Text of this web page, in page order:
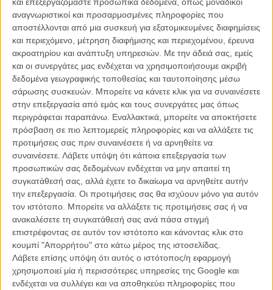
αναγνωριστικοί και προσαρμοσμένες πληροφορίες που
αποστέλλονται από μια συσκευή για εξατομικευμένες διαφημίσεις
και περιεχόμενο, μέτρηση διαφήμισης και περιεχομένου, έρευνα
ακροατηρίου και ανάπτυξη υπηρεσιών. Με την άδειά σας, εμείς
και οι συνεργάτες μας ενδέχεται να χρησιμοποιήσουμε ακριβή
δεδομένα γεωγραφικής τοποθεσίας και ταυτοποίησης μέσω
σάρωσης συσκευών. Μπορείτε να κάνετε κλικ για να συναινέσετε
στην επεξεργασία από εμάς και τους συνεργάτες μας όπως
περιγράφεται παραπάνω. Εναλλακτικά, μπορείτε να αποκτήσετε
πρόσβαση σε πιο λεπτομερείς πληροφορίες και να αλλάξετε τις
προτιμήσεις σας πριν συναινέσετε ή να αρνηθείτε να
συναινέσετε. Λάβετε υπόψη ότι κάποια επεξεργασία των
προσωπικών σας δεδομένων ενδέχεται να μην απαιτεί τη
συγκατάθεσή σας, αλλά έχετε το δικαίωμα να αρνηθείτε αυτήν
την επεξεργασία. Οι προτιμήσεις σας θα ισχύουν μόνο για αυτόν
τον ιστότοπο. Μπορείτε να αλλάξετε τις προτιμήσεις σας ή να
ανακαλέσετε τη συγκατάθεσή σας ανά πάσα στιγμή
επιστρέφοντας σε αυτόν τον ιστότοπο και κάνοντας κλικ στο
κουμπί "Απορρήτου" στο κάτω μέρος της ιστοσελίδας.
Λάβετε επίσης υπόψη ότι αυτός ο ιστότοπος/η εφαρμογή
χρησιμοποιεί μία ή περισσότερες υπηρεσίες της Google και
ενδέχεται να συλλέγει και να αποθηκεύει πληροφορίες που
πως ό,τι αξίζει πραγματικά, παίρνει και πολύ χρόνο».
Διαβάστε ακόμη:To «Κάν’ το όπως ο Μπέκαμ» επιστρέφει (;)
Οσον αφορά την επιλογή της για τον ρόλο της Βασίλισσας της ποπ,
η ηθοποιός αποκάλυψε πως όλα ξεκίνησαν από το προσωπικό της
πάθος για τη Madonna. «Είμαι μεγάλη θαυμάστριά της, μεγάλωσα
ακούγοντας τη μουσική της. Ηξερα ότι ετοίμαζαν ταινία για τη ζωή
της, οπότε πήγα να περάσω από οντισιόν. Ηθελα να δω αν μπορώ
να το κάνω», εξήγησε. Ακόμη, παραδέχτηκε πως δεν είχε
προηγούμενη εμπειρία στον χορό, γι’ αυτό και έπρεπε να δουλέψει
εντατικά, προκειμένου να πείσει την ίδια τη Madonna, ότι μπορεί όχι
μόνο να χορέψει, αλλά και να τραγουδήσει δίπλα της. «Ημουν πολύ
αγχωμένη, αλλά συνεχώς έλεγα στον εαυτό μου: ‘Τι θα έκανε η
Madonna;’ Η απάντηση ήταν: Θα έμπαινε στο δωμάτιο και θα σε
έπειθε ότι της αξίζει να είναι εκεί. Αυτό έκανα κι εγώ», πρόσθεσε.